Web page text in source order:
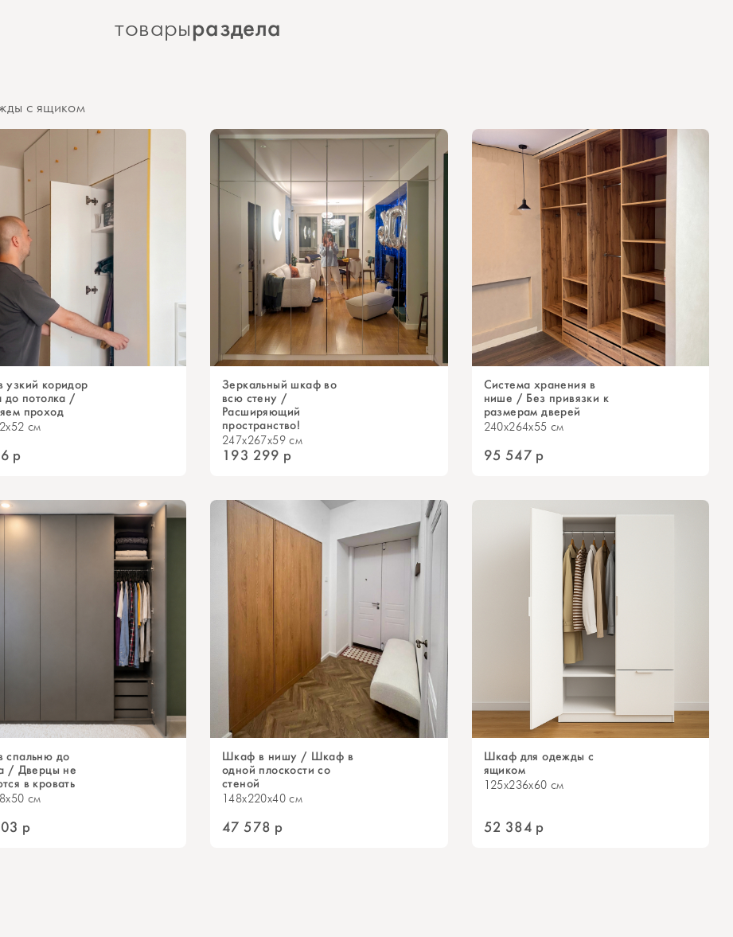
товарыраздела
с ящиком
коридор
до потолка /
проход
см
р
Зеркальный шкаф во
всю стену /
Расширяющий
пространство!
247x267x59 см
193 299 р
Система хранения в
нише / Без привязки к
размерам дверей
240x264x55 см
95 547 р
до
/ Дверцы не
в кровать
см
р
Шкаф в нишу / Шкаф в
одной плоскости со
стеной
148x220x40 см
47 578 р
Шкаф для одежды с
ящиком
125x236x60 см
52 384 р